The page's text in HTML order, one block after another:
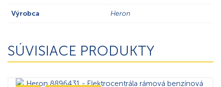
Výrobca Heron
SÚVISIACE PRODUKTY